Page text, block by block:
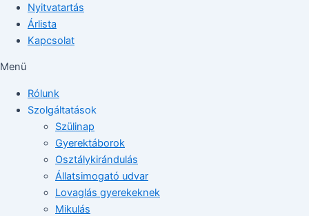
Nyitvatartás
Árlista
Kapcsolat
Menü
Rólunk
Szolgáltatások
Szülinap
Gyerektáborok
Osztálykirándulás
Állatsimogató udvar
Lovaglás gyerekeknek
Mikulás